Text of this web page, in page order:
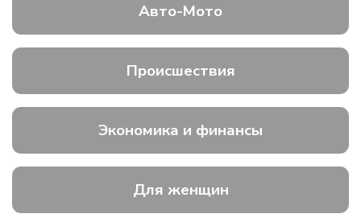
Авто-Мото
Происшествия
Экономика и финансы
Для женщин